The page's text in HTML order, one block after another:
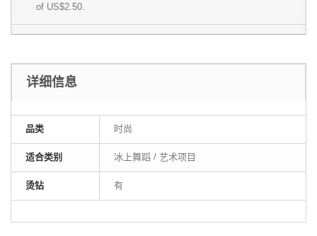
of US$2.50
详细信息
品类 时尚
适合类别 冰上舞蹈 / 艺术项目
烫钻 有